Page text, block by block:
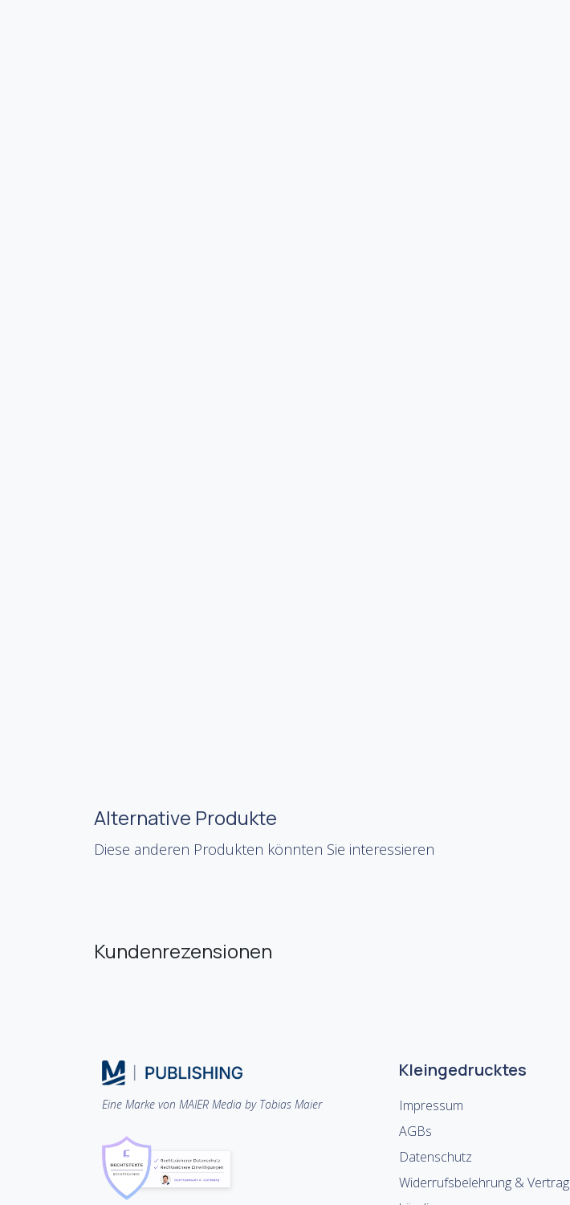
Alternative Produkte
Diese anderen Produkten könnten Sie interessieren
Kundenrezensionen
Eine Marke von MAIER Media by Tobias Maier
Kleingedrucktes
Impressum
AGBs
Datenschutz
Widerrufsbelehrung & Vertrag